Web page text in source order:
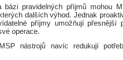
bázi pravidelných příjmů mohou
dalších výhod. Jednak
příjmy umožňují přesnější
operace.
nástrojů navíc redukují